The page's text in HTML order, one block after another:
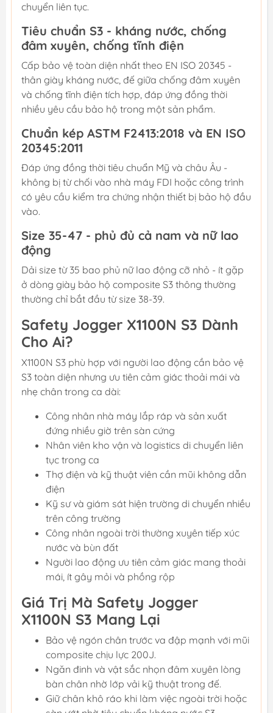
chuyển liên tục.
Tiêu chuẩn S3 - kháng nước, chống
đâm xuyên, chống tĩnh điện
Cấp bảo vệ toàn diện nhất theo EN ISO 20345 -
thân giày kháng nước, đế giữa chống đâm xuyên
và chống tĩnh điện tích hợp, đáp ứng đồng thời
nhiều yêu cầu bảo hộ trong một sản phẩm.
Chuẩn kép ASTM F2413:2018 và EN ISO
20345:2011
Đáp ứng đồng thời tiêu chuẩn Mỹ và châu Âu -
không bị từ chối vào nhà máy FDI hoặc công trình
có yêu cầu kiểm tra chứng nhận thiết bị bảo hộ đầu
vào.
Size 35-47 - phủ đủ cả nam và nữ lao
động
Dải size từ 35 bao phủ nữ lao động cỡ nhỏ - ít gặp
ở dòng giày bảo hộ composite S3 thông thường
thường chỉ bắt đầu từ size 38-39.
Safety Jogger X1100N S3 Dành
Cho Ai?
X1100N S3 phù hợp với người lao động cần bảo vệ
S3 toàn diện nhưng ưu tiên cảm giác thoải mái và
nhẹ chân trong ca dài:
Công nhân nhà máy lắp ráp và sản xuất
đứng nhiều giờ trên sàn cứng
Nhân viên kho vận và logistics di chuyển liên
tục trong ca
Thợ điện và kỹ thuật viên cần mũi không dẫn
điện
Kỹ sư và giám sát hiện trường di chuyển nhiều
trên công trường
Công nhân ngoài trời thường xuyên tiếp xúc
nước và bùn đất
Người lao động ưu tiên cảm giác mang thoải
mái, ít gây mỏi và phồng rộp
Giá Trị Mà Safety Jogger
X1100N S3 Mang Lại
Bảo vệ ngón chân trước va đập mạnh với mũi
composite chịu lực 200J.
Ngăn đinh và vật sắc nhọn đâm xuyên lòng
bàn chân nhờ lớp vải kỹ thuật trong đế.
Giữ chân khô ráo khi làm việc ngoài trời hoặc